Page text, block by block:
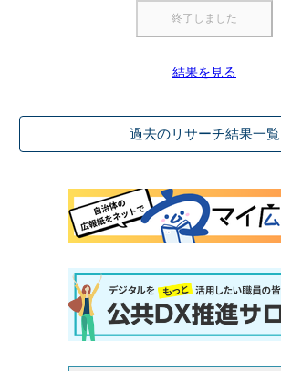
結果を見る
過去のリサーチ結果一覧